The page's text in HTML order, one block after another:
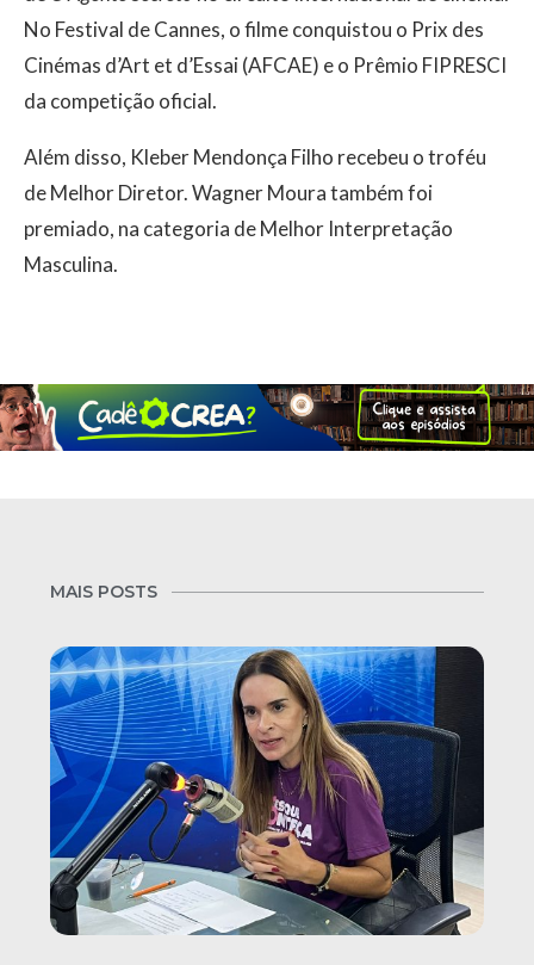
No Festival de Cannes, o filme conquistou o Prix des
Cinémas d’Art et d’Essai (AFCAE) e o Prêmio FIPRESCI
da competição oficial.
Além disso, Kleber Mendonça Filho recebeu o troféu
de Melhor Diretor. Wagner Moura também foi
premiado, na categoria de Melhor Interpretação
Masculina.
MAIS POSTS